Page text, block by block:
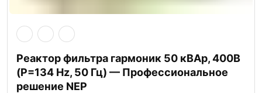
Реактор фильтра гармоник 50 кВАр, 400В
(P=134 Hz, 50 Гц) — Профессиональное
решение NEP